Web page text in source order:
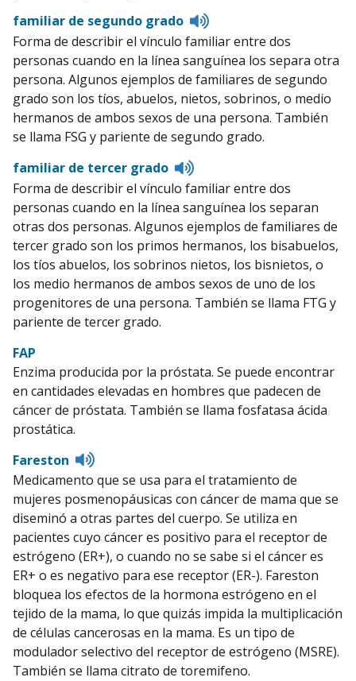
familiar de segundo grado
Listen
to
pronunciation
Forma de describir el vínculo familiar entre dos
personas cuando en la línea sanguínea los separa otra
persona. Algunos ejemplos de familiares de segundo
grado son los tíos, abuelos, nietos, sobrinos, o medio
hermanos de ambos sexos de una persona. También
se llama FSG y pariente de segundo grado.
familiar de tercer grado
Listen
pronunciation
Forma de describir el vínculo familiar entre dos
personas cuando en la línea sanguínea los separan
otras dos personas. Algunos ejemplos de familiares de
tercer grado son los primos hermanos, los bisabuelos,
los tíos abuelos, los sobrinos nietos, los bisnietos, o
los medio hermanos de ambos sexos de uno de los
progenitores de una persona. También se llama FTG y
pariente de tercer grado.
FAP
Enzima producida por la próstata. Se puede encontrar
en cantidades elevadas en hombres que padecen de
cáncer de próstata. También se llama fosfatasa ácida
prostática.
Fareston
Listen
pronunciation
Medicamento que se usa para el tratamiento de
mujeres posmenopáusicas con cáncer de mama que se
diseminó a otras partes del cuerpo. Se utiliza en
pacientes cuyo cáncer es positivo para el receptor de
estrógeno (ER+), o cuando no se sabe si el cáncer es
ER+ o es negativo para ese receptor (ER-). Fareston
bloquea los efectos de la hormona estrógeno en el
tejido de la mama, lo que quizás impida la multiplicación
de células cancerosas en la mama. Es un tipo de
modulador selectivo del receptor de estrógeno (MSRE).
También se llama citrato de toremifeno.